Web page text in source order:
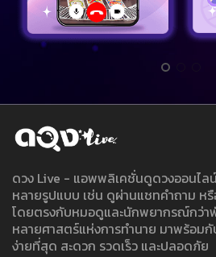
ดวง Live - แอพพลิเคชั่นดูดวงออนไล
หลายรูปแบบ เช่น ดูผ่านแชทคำถาม ห
โดยตรงกับหมอดูและนักพยากรณ์กว่า
หลายศาสตร์แห่งการทำนาย มาพร้อม
ง่ายที่สุด สะดวก รวดเร็ว และปลอดภัย